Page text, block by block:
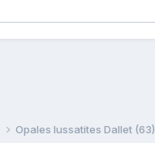
Opales lussatites Dallet (63)